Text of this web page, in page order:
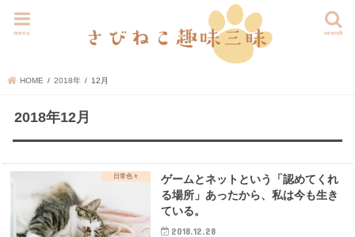
search
menu
HOME 2018年 12月
2018年12月
日常色々
ゲームとネットという「認めてくれ
る場所」あったから、私は今も生き
ている。
2018.12.28